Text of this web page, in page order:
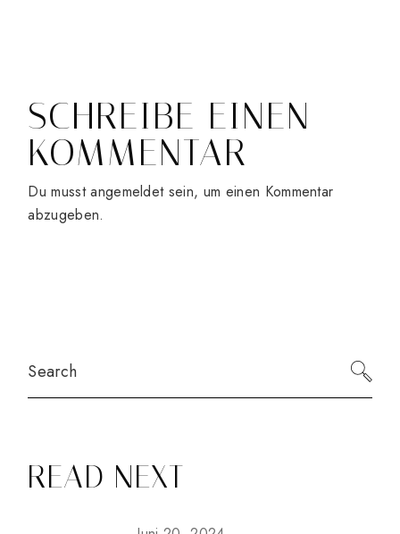
SCHREIBE EINEN
KOMMENTAR
Du musstangemeldetsein, um einen Kommentar
abzugeben.
READ NEXT